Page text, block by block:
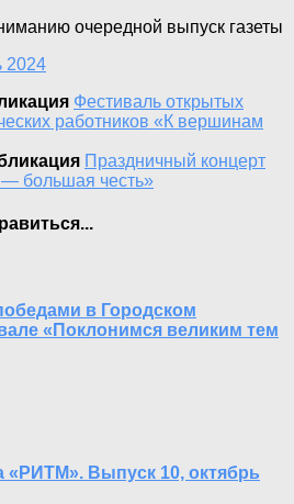
очередной выпуск газеты
2024
Фестиваль открытых
работников «К вершинам
Праздничный концерт
большая честь»
в Городском
«Поклонимся великим тем
«РИТМ». Выпуск 10, октябрь